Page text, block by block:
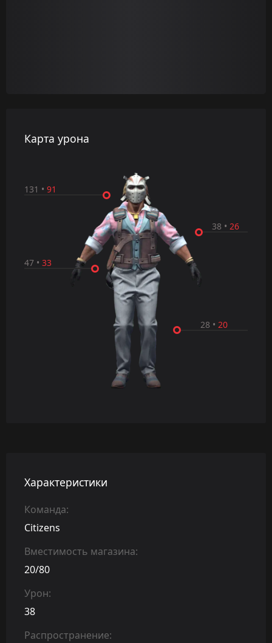
Карта урона
28 • 20
47 • 33
38 • 26
131 • 91
Характеристики
Команда:
Citizens
Вместимость магазина:
20/80
Урон:
38
Распространение: